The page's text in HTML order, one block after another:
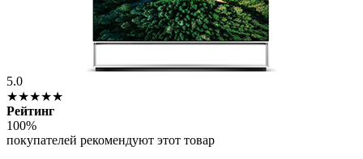
5.0
★★★★★
Рейтинг
100%
покупателей рекомендуют этот товар